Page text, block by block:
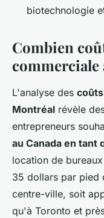
biotechnologie
Combien
commerciale
L'analyse des
Montréal révèle
entrepreneurs
au Canada en
location de
35 dollars par pied
centre-ville, soit
qu'à Toronto et